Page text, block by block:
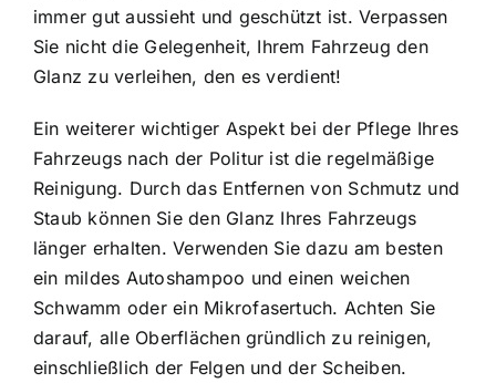
immer gut aussieht und geschützt ist. Verpassen
Sie nicht die Gelegenheit, Ihrem Fahrzeug den
Glanz zu verleihen, den es verdient!
Ein weiterer wichtiger Aspekt bei der Pflege Ihres
Fahrzeugs nach der Politur ist die regelmäßige
Reinigung. Durch das Entfernen von Schmutz und
Staub können Sie den Glanz Ihres Fahrzeugs
länger erhalten. Verwenden Sie dazu am besten
ein mildes Autoshampoo und einen weichen
Schwamm oder ein Mikrofasertuch. Achten Sie
darauf, alle Oberflächen gründlich zu reinigen,
einschließlich der Felgen und der Scheiben.